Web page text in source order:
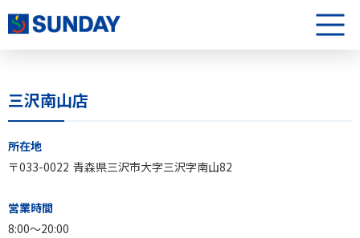
株式会社サンデー
メニュ
三沢南山店
三沢南山店について
所在地
〒033-0022 青森県三沢市大字三沢字南山82
営業時間
8:00〜20:00